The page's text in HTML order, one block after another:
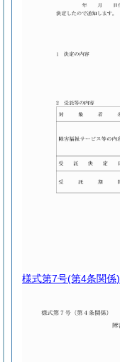
様式第7号(第4条関係)